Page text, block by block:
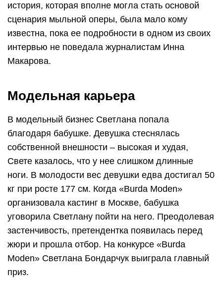
история, которая вполне могла стать основой
сценария мыльной оперы, была мало кому
известна, пока ее подробности в одном из своих
интервью не поведала журналистам Инна
Макарова.
Модельная карьера
В модельный бизнес Светлана попала
благодаря бабушке. Девушка стеснялась
собственной внешности – высокая и худая,
Свете казалось, что у нее слишком длинные
ноги. В молодости вес девушки едва достигал 50
кг при росте 177 см. Когда «Burda Moden»
организовала кастинг в Москве, бабушка
уговорила Светлану пойти на него. Преодолевая
застенчивость, претендентка появилась перед
жюри и прошла отбор. На конкурсе «Burda
Moden» Светлана Бондарчук выиграла главный
приз.